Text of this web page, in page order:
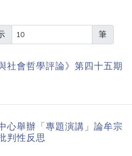
筆
社會哲學評論》第四十五期
心舉辦「專題演講」論牟宗
判性反思